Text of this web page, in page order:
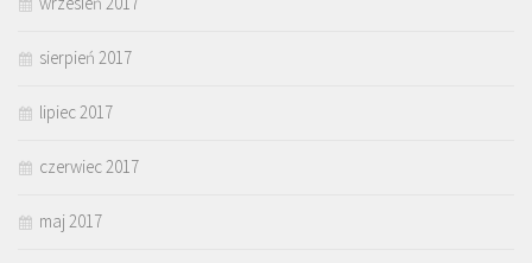
sierpień 2017
lipiec 2017
czerwiec 2017
maj 2017